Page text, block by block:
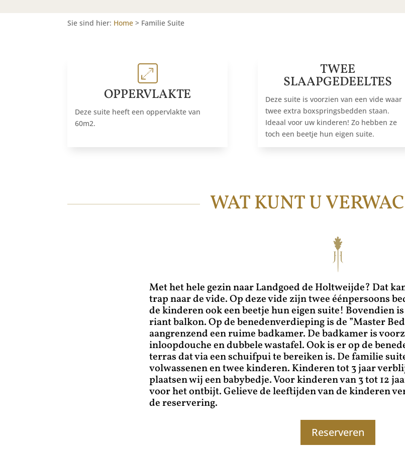
Sie sind hier: Home > Familie Suite
OPPERVLAKTE
Deze suite heeft een oppervlakte van
60m2.
TWEE
SLAAPGEDEELTES
Deze suite is voorzien van een vide waar
twee extra boxspringsbedden staan.
Ideaal voor uw kinderen! Zo hebben ze
toch een beetje hun eigen suite.
WAT KUNT U
Met het hele gezin naar Landgoed de Holtweijde? Dat
trap naar de vide. Op deze vide zijn twee éénpersoons
de kinderen ook een beetje hun eigen suite! Bovendien
riant balkon. Op de benedenverdieping is de ”Master
aangrenzend een ruime badkamer. De badkamer is
inloopdouche en dubbele wastafel. Ook is er op de
terras dat via een schuifpui te bereiken is. De familie
volwassenen en twee kinderen. Kinderen tot 3 jaar
plaatsen wij een babybedje. Voor kinderen van 3 tot 12
voor het ontbijt. Gelieve de leeftijden van de kinderen
de reservering.
Reserveren